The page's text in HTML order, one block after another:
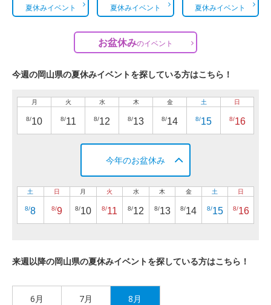
夏休みイベント
夏休みイベント
夏休みイベント
お盆休みのイベント
今週の岡山県の夏休みイベントを探している方はこちら！
月
8/10
火
8/11
水
8/12
木
8/13
金
8/14
土
8/15
日
8/16
今年のお盆休み
土
8/8
日
8/9
月
8/10
火
8/11
水
8/12
木
8/13
金
8/14
土
8/15
日
8/16
来週以降の岡山県の夏休みイベントを探している方はこちら！
6月 7月 8月